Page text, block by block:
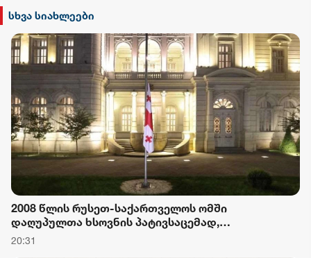
სხვა სიახლეები
2008 წლის რუსეთ-საქართველოს ომში
დაღუპულთა ხსოვნის პატივსაცემად,
საქართველოს პრეზიდენტის სასახლეზე
20:31